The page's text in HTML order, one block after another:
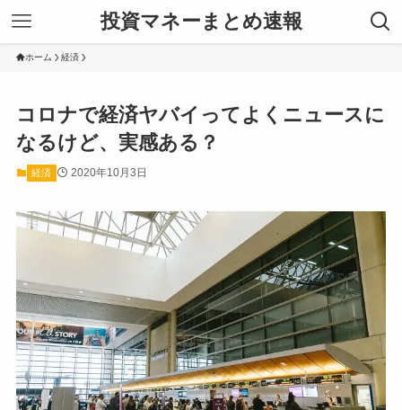
投資マネーまとめ速報
ホーム 経済
コロナで経済ヤバイってよくニュースに
なるけど、実感ある？
経済 2020年10月3日